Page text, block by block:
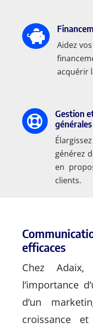

Aidez
acquérir

Gestion
générales
générez
en
clients.
efficaces
Chez Adaix,
l’importance
d’un
croissance